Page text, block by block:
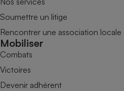
Soumettre un litige
Rencontrer une association locale
Mobiliser
Combats
Victoires
Devenir adhérent